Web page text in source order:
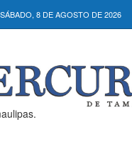
SÁBADO, 8 DE AGOSTO DE 2026